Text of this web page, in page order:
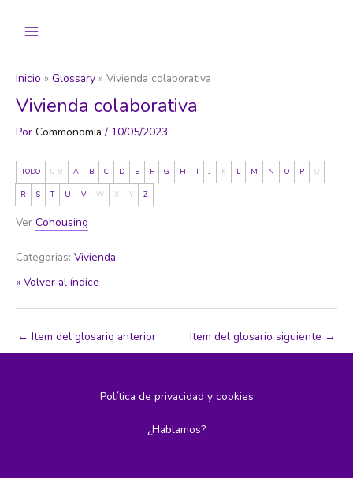
Inicio Glossary Vivienda colaborativa
Vivienda colaborativa
Por Commonomia / 10/05/2023
TODO 0-9 A B C D E F G H J K L M N O P Q
R S T U V W X Y Z
Ver Cohousing
Categorias: Vivienda
« Volver al índice
← Item del glosario anterior Item del glosario siguiente →
Política de privacidad y cookies
¿Hablamos?